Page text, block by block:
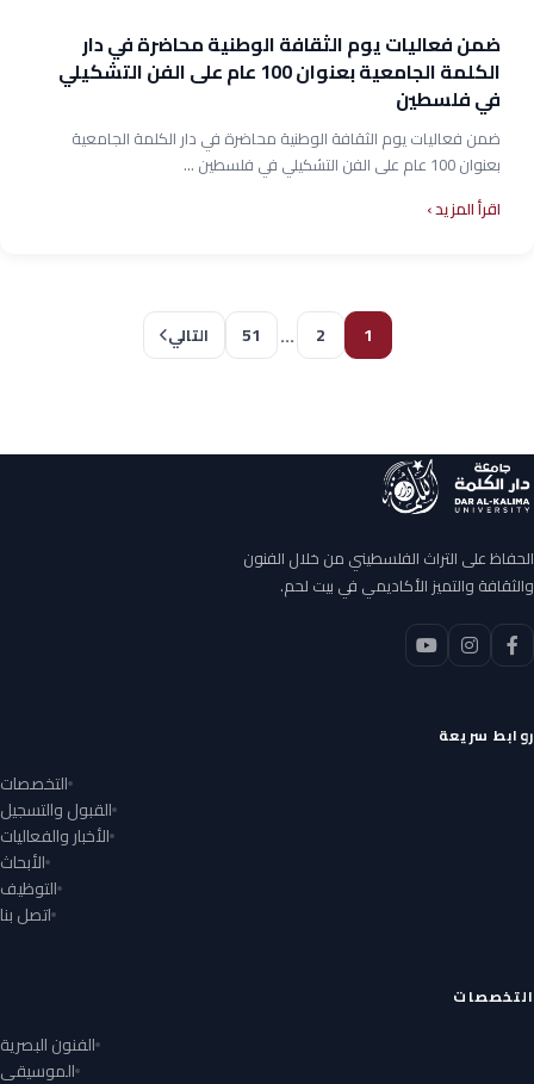
ضمن فعاليات يوم الثقافة الوطنية محاضرة في دار
الكلمة الجامعية بعنوان 100 عام على الفن التشكيلي
في فلسطين
ضمن فعاليات يوم الثقافة الوطنية محاضرة في دار الكلمة الجامعية
بعنوان 100 عام على الفن التشكيلي في فلسطين ...
اقرأ المزيد
1
2
…
51 التالي
الحفاظ على التراث الفلسطيني من خلال الفنون
والثقافة والتميز الأكاديمي في بيت لحم.
روابط سريعة
التخصصات
القبول والتسجيل
الأخبار والفعاليات
الأبحاث
التوظيف
اتصل بنا
التخصصات
الفنون البصرية
الموسيقى